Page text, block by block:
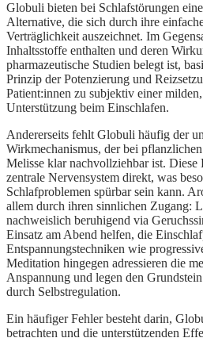
Globuli bieten bei Schlafstörungen
Alternative, die sich durch ihre
Verträglichkeit auszeichnet. Im
Inhaltsstoffe enthalten und deren
pharmazeutische Studien belegt ist,
Prinzip der Potenzierung und
Patient:innen zu subjektiv einer
Unterstützung beim Einschlafen.
Andererseits fehlt Globuli häufig der
Wirkmechanismus, der bei
Melisse klar nachvollziehbar ist. Diese
zentrale Nervensystem direkt, was
Schlafproblemen spürbar sein kann.
allem durch ihren sinnlichen Zugang:
nachweislich beruhigend via
Einsatz am Abend helfen, die
Entspannungstechniken wie
Meditation hingegen adressieren die
Anspannung und legen den
durch Selbstregulation.
Ein häufiger Fehler besteht darin,
betrachten und die unterstützenden